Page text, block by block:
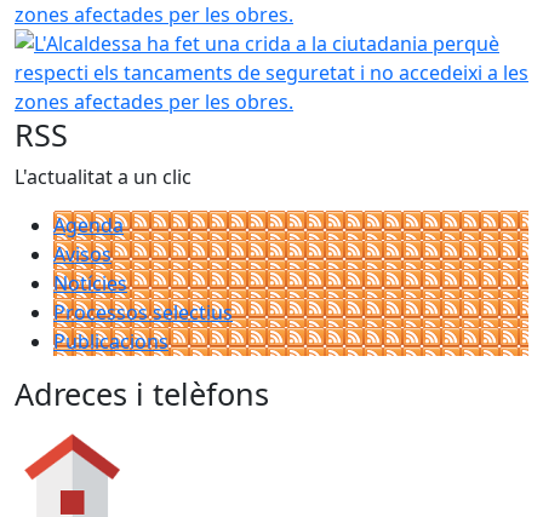
zones afectades per les obres.
RSS
L'actualitat a un clic
Agenda
Avisos
Notícies
Processos selectius
Publicacions
Adreces i telèfons